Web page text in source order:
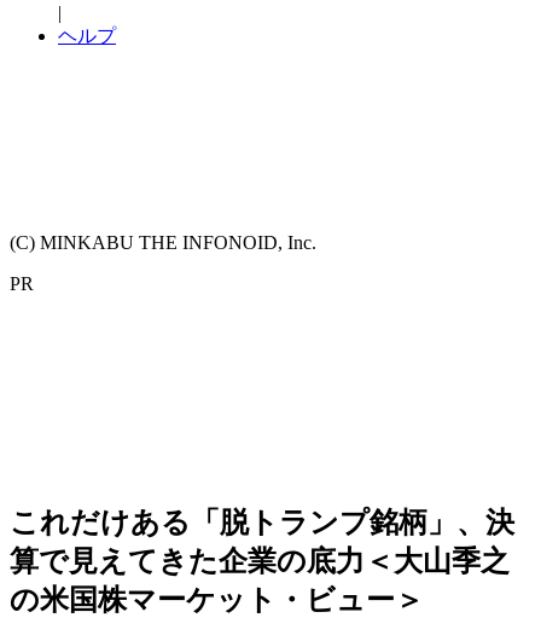
|
ヘルプ
(C) MINKABU THE INFONOID, Inc.
PR
これだけある「脱トランプ銘柄」、決
算で見えてきた企業の底力＜大山季之
の米国株マーケット・ビュー＞